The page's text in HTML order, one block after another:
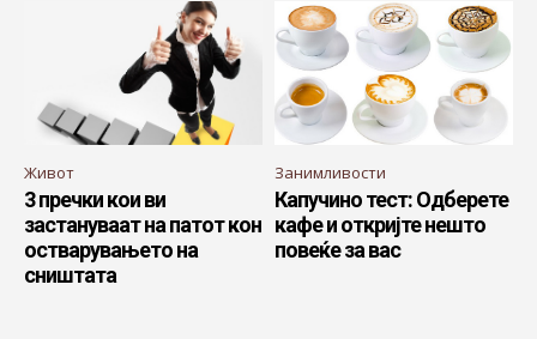
Живот
3 пречки кои ви
застануваат на патот кон
остварувањето на
сништата
Занимливости
Капучино тест: Одберете
кафе и откријте нешто
повеќе за вас